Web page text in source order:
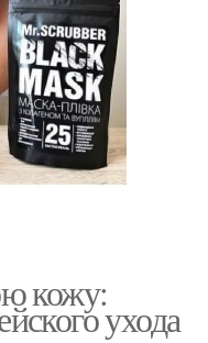
кожу:
ухода